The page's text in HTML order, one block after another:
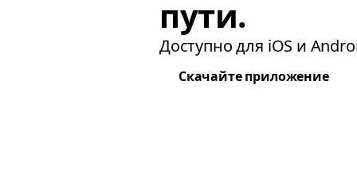
пути.
Доступно для iOS и
Скачайте приложение